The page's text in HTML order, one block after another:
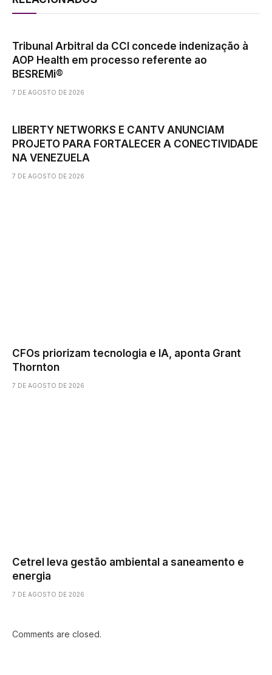
Tribunal Arbitral da CCI concede indenização à
AOP Health em processo referente ao
BESREMi®
7 DE AGOSTO DE 2026
LIBERTY NETWORKS E CANTV ANUNCIAM
PROJETO PARA FORTALECER A CONECTIVIDADE
NA VENEZUELA
7 DE AGOSTO DE 2026
CFOs priorizam tecnologia e IA, aponta Grant
Thornton
7 DE AGOSTO DE 2026
Cetrel leva gestão ambiental a saneamento e
energia
7 DE AGOSTO DE 2026
Comments are closed.